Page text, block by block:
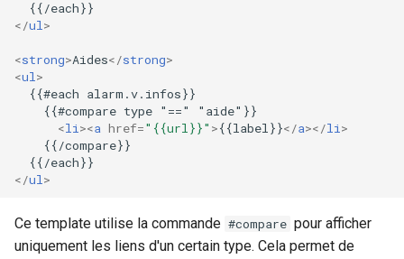
</ul>
<strong>Aides</strong>
<ul>
  {{#each alarm.v.infos}}
    {{#compare type "==" "aide"}}
<li><a href="{{url}}" >{{label}}</a></li>
    {{/compare}}
</ul>
Ce template utilise la commande #compare pour afficher
uniquement les liens d'un certain type. Cela permet de